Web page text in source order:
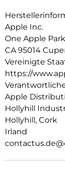
Es kommt mit
Bewegungen
überträgt.
Mit integrierten
ausrichten, hält
schnelleres
einfach im Case
leg es auf dein
Wie jedes von
des Design‑ und
Teststunden.
sondern ist auch
und bei Stürzen
Apple Inc.
One Apple
CA 95014
Vereinigte
https://
Apple
Hollyhill
Hollyhill, Cork
Irland